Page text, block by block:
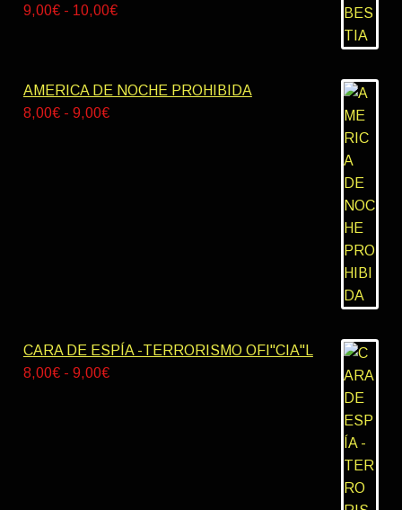
9,00€ - 10,00€Rango
9,00€
AMERICA DE NOCHE PROHIBIDA
8,00€ - 9,00€Rango
CARA DE ESPÍA -TERRORISMO OFI"CIA"L
8,00€ - 9,00€Rango